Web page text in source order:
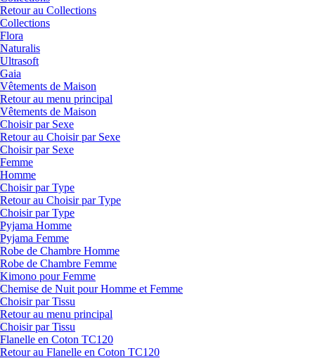
Retour au Collections
Collections
Flora
Naturalis
Ultrasoft
Gaia
Vêtements de Maison
Retour au menu principal
Vêtements de Maison
Choisir par Sexe
Retour au Choisir par Sexe
Choisir par Sexe
Femme
Homme
Choisir par Type
Retour au Choisir par Type
Choisir par Type
Pyjama Homme
Pyjama Femme
Robe de Chambre Homme
Robe de Chambre Femme
Kimono pour Femme
Chemise de Nuit pour Homme et Femme
Choisir par Tissu
Retour au menu principal
Choisir par Tissu
Flanelle en Coton TC120
Retour au Flanelle en Coton TC120